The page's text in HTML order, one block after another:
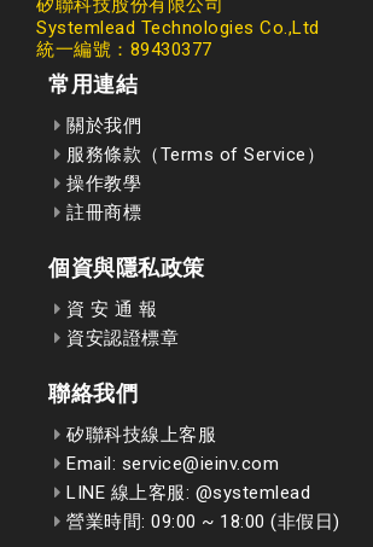
矽聯科技股份有限公司
Systemlead Technologies Co.,Ltd
統一編號：89430377
常用連結
關於我們
服務條款（Terms of Service）
操作教學
註冊商標
個資與隱私政策
資 安 通 報
資安認證標章
聯絡我們
矽聯科技線上客服
Email: service@ieinv.com
LINE 線上客服: @systemlead
營業時間: 09:00 ~ 18:00 (非假日)